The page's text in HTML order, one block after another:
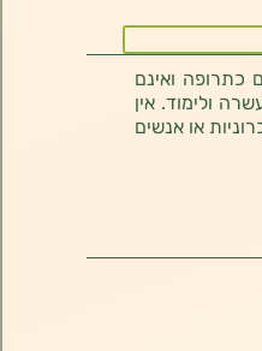
כתרופה ואינם
ולימוד. אין
או אנשים